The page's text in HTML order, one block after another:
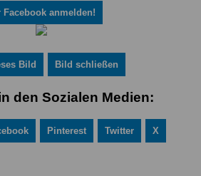
Facebook anmelden!
Bild Bild schließen
den Sozialen Medien:
Pinterest Twitter X